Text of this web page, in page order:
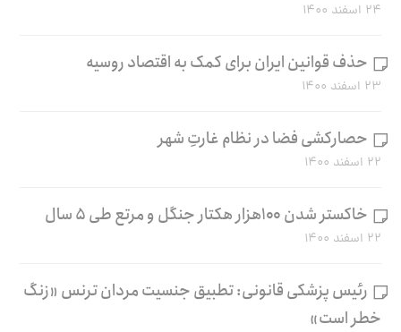
۲۴ اسفند ۱۴۰۰
حذف قوانین ایران برای کمک به اقتصاد روسیه
۲۳ اسفند ۱۴۰۰
حصارکشی فضا در نظام غارتِ شهر
۲۲ اسفند ۱۴۰۰
خاکستر شدن ۱۰۰هزار هکتار جنگل و مرتع طی ۵ سال
۲۲ اسفند ۱۴۰۰
رئیس پزشکی قانونی: تطبیق جنسیت مردان ترنس «زنگ
خطر است»